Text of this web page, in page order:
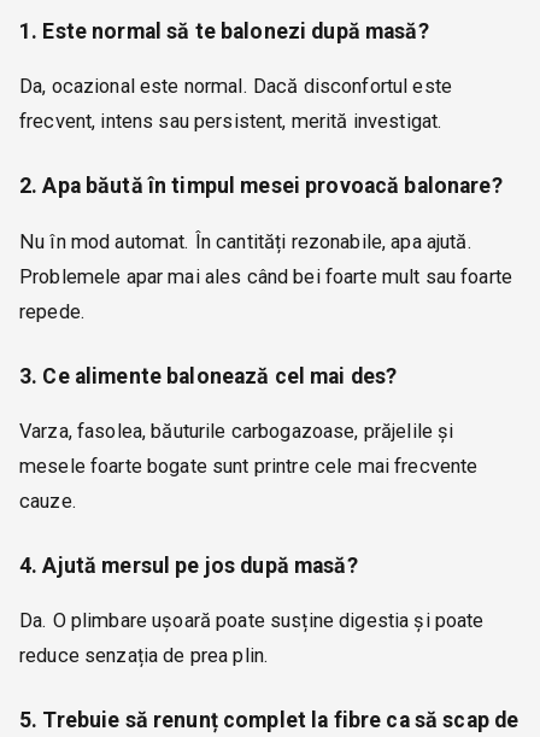
1. Este normal să te balonezi după masă?
Da, ocazional este normal. Dacă disconfortul este
frecvent, intens sau persistent, merită investigat.
2. Apa băută în timpul mesei provoacă balonare?
Nu în mod automat. În cantități rezonabile, apa ajută.
Problemele apar mai ales când bei foarte mult sau foarte
repede.
3. Ce alimente balonează cel mai des?
Varza, fasolea, băuturile carbogazoase, prăjelile și
mesele foarte bogate sunt printre cele mai frecvente
cauze.
4. Ajută mersul pe jos după masă?
Da. O plimbare ușoară poate susține digestia și poate
reduce senzația de prea plin.
5. Trebuie să renunț complet la fibre ca să scap de